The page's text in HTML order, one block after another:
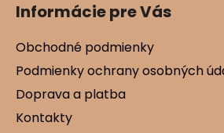
Informácie pre Vás
Obchodné podmienky
Podmienky ochrany osobných
Doprava a platba
Kontakty